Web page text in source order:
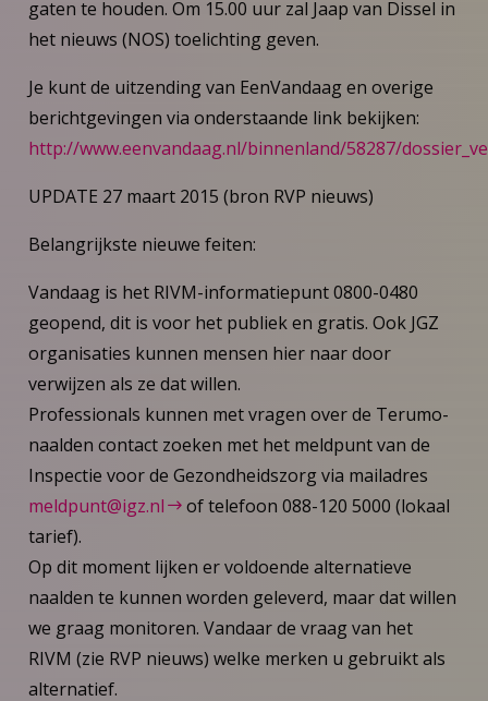
gaten te houden. Om 15.00 uur zal Jaap van Dissel in
het nieuws (NOS) toelichting geven.
Je kunt de uitzending van EenVandaag en overige
berichtgevingen via onderstaande link bekijken:
http://www.eenvandaag.nl/binnenland/58287/
UPDATE 27 maart 2015 (bron RVP nieuws)
Belangrijkste nieuwe feiten:
Vandaag is het RIVM-informatiepunt 0800-0480
geopend, dit is voor het publiek en gratis. Ook JGZ
organisaties kunnen mensen hier naar door
verwijzen als ze dat willen.
Professionals kunnen met vragen over de Terumo-
naalden contact zoeken met het meldpunt van de
Inspectie voor de Gezondheidszorg via mailadres
meldpunt@igz.nl
of telefoon 088-120 5000 (lokaal
tarief).
Op dit moment lijken er voldoende alternatieve
naalden te kunnen worden geleverd, maar dat willen
we graag monitoren. Vandaar de vraag van het
RIVM (zie RVP nieuws) welke merken u gebruikt als
alternatief.